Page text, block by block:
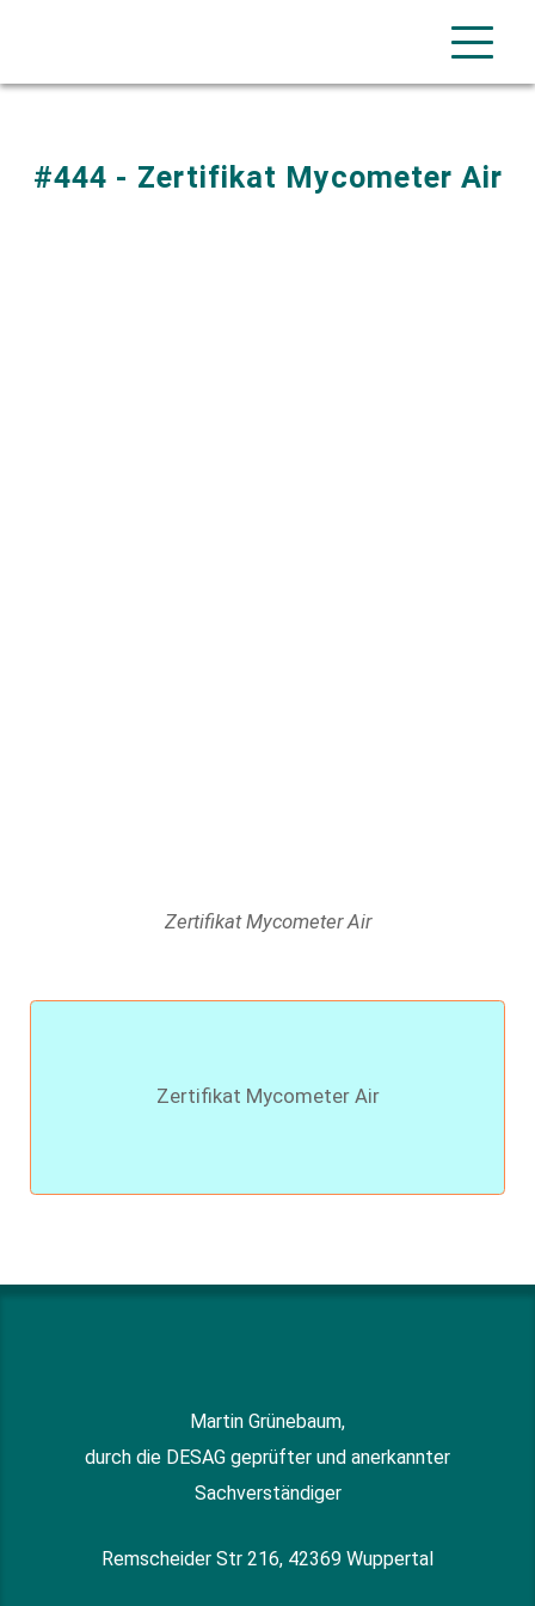
#444 - Zertifikat Mycometer Air
Zertifikat Mycometer Air
Zertifikat Mycometer Air
Martin Grünebaum,
durch die DESAG geprüfter und anerkannter
Sachverständiger
Remscheider Str 216, 42369 Wuppertal